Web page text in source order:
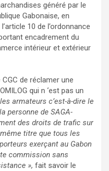
généré par le
Gabonaise, en
10 de l’ordonnance
encadrement du
intérieur et extérieur
de réclamer une
qui n ‘est pas un
armateurs c’est-à-dire le
personne de SAGA-
des droits de trafic sur
titre que tous les
exerçant au Gabon
commission sans
», fait savoir le